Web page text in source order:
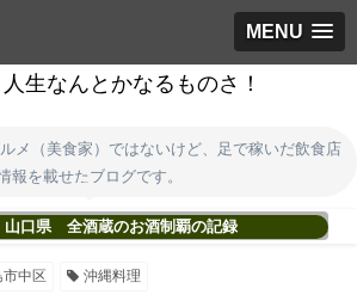
MENU
生なんとかなるものさ！
メ（美食家）ではないけど、足で稼いだ飲食店
報を載せたブログです。
山口県 全酒蔵のお酒制覇の記録
市中区 沖縄料理